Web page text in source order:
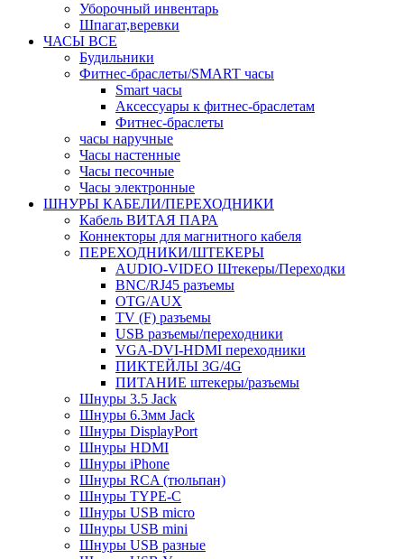
Уборочный инвентарь
Шпагат,веревки
ЧАСЫ ВСЕ
Будильники
Фитнес-браслеты/SMART часы
Smart часы
Аксессуары к фитнес-браслетам
Фитнес-браслеты
часы наручные
Часы настенные
Часы песочные
Часы электронные
ШНУРЫ КАБЕЛИ/ПЕРЕХОДНИКИ
Кабель ВИТАЯ ПАРА
Коннекторы для магнитного кабеля
ПЕРЕХОДНИКИ/ШТЕКЕРЫ
AUDIO-VIDEO Штекеры/Переходки
BNC/RJ45 разъемы
OTG/AUX
TV (F) разъемы
USB разъемы/переходники
VGA-DVI-HDMI переходники
ПИКТЕЙЛЫ 3G/4G
ПИТАНИЕ штекеры/разъемы
Шнуры 3.5 Jack
Шнуры 6.3мм Jack
Шнуры DisplayPort
Шнуры HDMI
Шнуры iPhone
Шнуры RCA (тюльпан)
Шнуры TYPE-C
Шнуры USB micro
Шнуры USB mini
Шнуры USB разные